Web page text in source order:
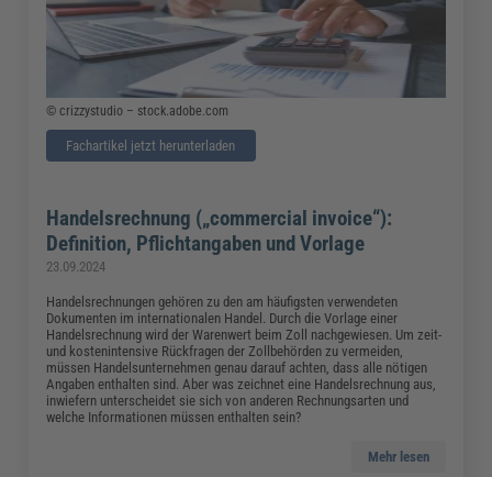
© crizzystudio – stock.adobe.com
Fachartikel jetzt herunterladen
Handelsrechnung („commercial invoice“):
Definition, Pflichtangaben und Vorlage
23.09.2024
Handelsrechnungen gehören zu den am häufigsten verwendeten
Dokumenten im internationalen Handel. Durch die Vorlage einer
Handelsrechnung wird der Warenwert beim Zoll nachgewiesen. Um zeit-
und kostenintensive Rückfragen der Zollbehörden zu vermeiden,
müssen Handelsunternehmen genau darauf achten, dass alle nötigen
Angaben enthalten sind. Aber was zeichnet eine Handelsrechnung aus,
inwiefern unterscheidet sie sich von anderen Rechnungsarten und
welche Informationen müssen enthalten sein?
Mehr lesen